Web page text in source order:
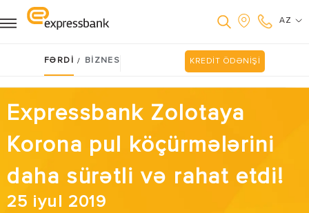
AZ
FƏRDİ / BİZNES KREDİT ÖDƏNİŞİ
Expressbank Zolotaya
Korona pul köçürmələrini
daha sürətli və rahat etdi!
25 iyul 2019